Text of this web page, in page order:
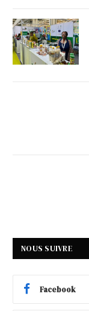
NOUS SUIVRE
Facebook